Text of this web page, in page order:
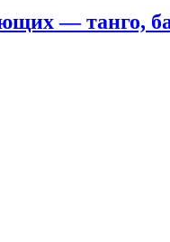
— танго,